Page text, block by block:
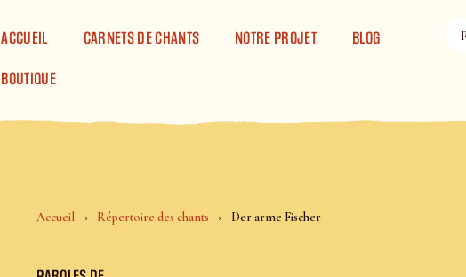
ACCUEIL
CARNETS DE CHANTS NOTRE PROJET BLOG
BOUTIQUE
Accueil Répertoire des chants Der arme Fischer